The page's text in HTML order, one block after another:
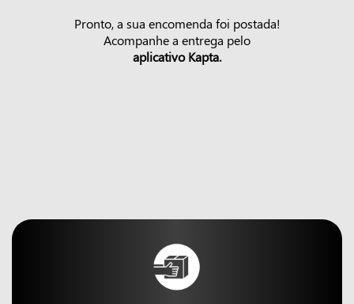
Pronto, a sua encomenda foi postada!
Acompanhe a entrega pelo
aplicativo Kapta.